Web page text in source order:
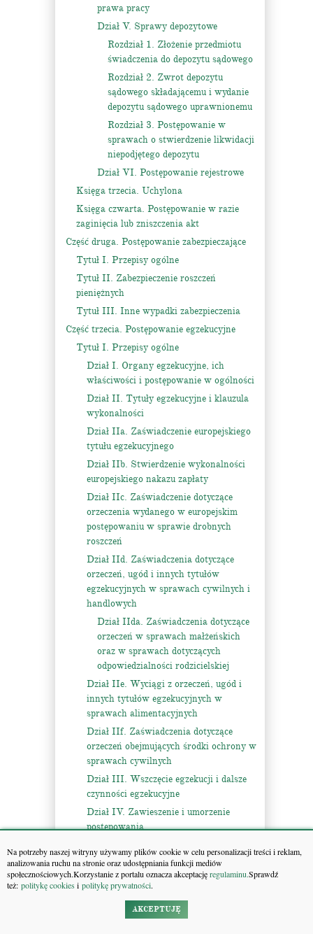
Na potrzeby naszej witryny używamy plików cookie w celu personalizacji treści i reklam,
analizowania ruchu na stronie oraz udostępniania funkcji mediów
społecznościowych.Korzystanie z portalu oznacza akceptacjęregulaminu.Sprawdź
też: politykę cookiesi politykę prywatności.
AKCEPTUJĘ
prawa pracy
Dział V. Sprawy depozytowe
Rozdział 1. Złożenie przedmiotu
świadczenia do depozytu sądowego
Rozdział 2. Zwrot depozytu
sądowego składającemu i wydanie
depozytu sądowego uprawnionemu
Rozdział 3. Postępowanie w
sprawach o stwierdzenie likwidacji
niepodjętego depozytu
Dział VI. Postępowanie rejestrowe
Księga trzecia. Uchylona
Księga czwarta. Postępowanie w razie
zaginięcia lub zniszczenia akt
Część druga. Postępowanie zabezpieczające
Tytuł I. Przepisy ogólne
Tytuł II. Zabezpieczenie roszczeń
pieniężnych
Tytuł III. Inne wypadki zabezpieczenia
Część trzecia. Postępowanie egzekucyjne
Tytuł I. Przepisy ogólne
Dział I. Organy egzekucyjne, ich
właściwości i postępowanie w ogólności
Dział II. Tytuły egzekucyjne i klauzula
wykonalności
Dział IIa. Zaświadczenie europejskiego
tytułu egzekucyjnego
Dział IIb. Stwierdzenie wykonalności
europejskiego nakazu zapłaty
Dział IIc. Zaświadczenie dotyczące
orzeczenia wydanego w europejskim
postępowaniu w sprawie drobnych
roszczeń
Dział IId. Zaświadczenia dotyczące
orzeczeń, ugód i innych tytułów
egzekucyjnych w sprawach cywilnych i
handlowych
Dział IIda. Zaświadczenia dotyczące
orzeczeń w sprawach małżeńskich
oraz w sprawach dotyczących
odpowiedzialności rodzicielskiej
Dział IIe. Wyciągi z orzeczeń, ugód i
innych tytułów egzekucyjnych w
sprawach alimentacyjnych
Dział IIf. Zaświadczenia dotyczące
orzeczeń obejmujących środki ochrony w
sprawach cywilnych
Dział III. Wszczęcie egzekucji i dalsze
czynności egzekucyjne
Dział IV. Zawieszenie i umorzenie
postępowania
Dział VI. Powództwo
przeciwegzekucyjne
Dział I. Egzekucja z ruchomości